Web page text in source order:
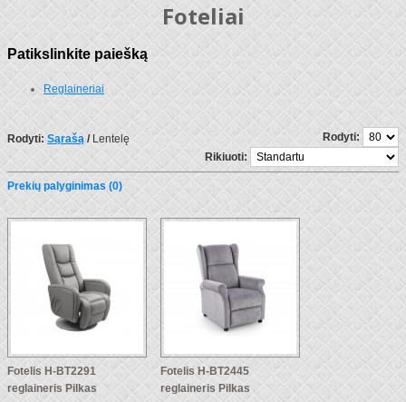
Foteliai
Patikslinkite paiešką
Reglaineriai
Rodyti: Sąrašą /Lentelę
Rodyti:
Rikiuoti:
Prekių palyginimas (0)
Fotelis H-BT2291
reglaineris Pilkas
Fotelis H-BT2445
reglaineris Pilkas